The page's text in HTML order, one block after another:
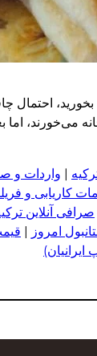
می‌خورند،
| واردات و
کاریابی و
صرافی آنلاین
امروز |
ایرانیان)